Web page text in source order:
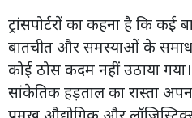
ट्रांसपोर्टरों का कहना है कि कई
बातचीत और समस्याओं के
कोई ठोस कदम नहीं उठाया
सांकेतिक हड़ताल का रास्ता